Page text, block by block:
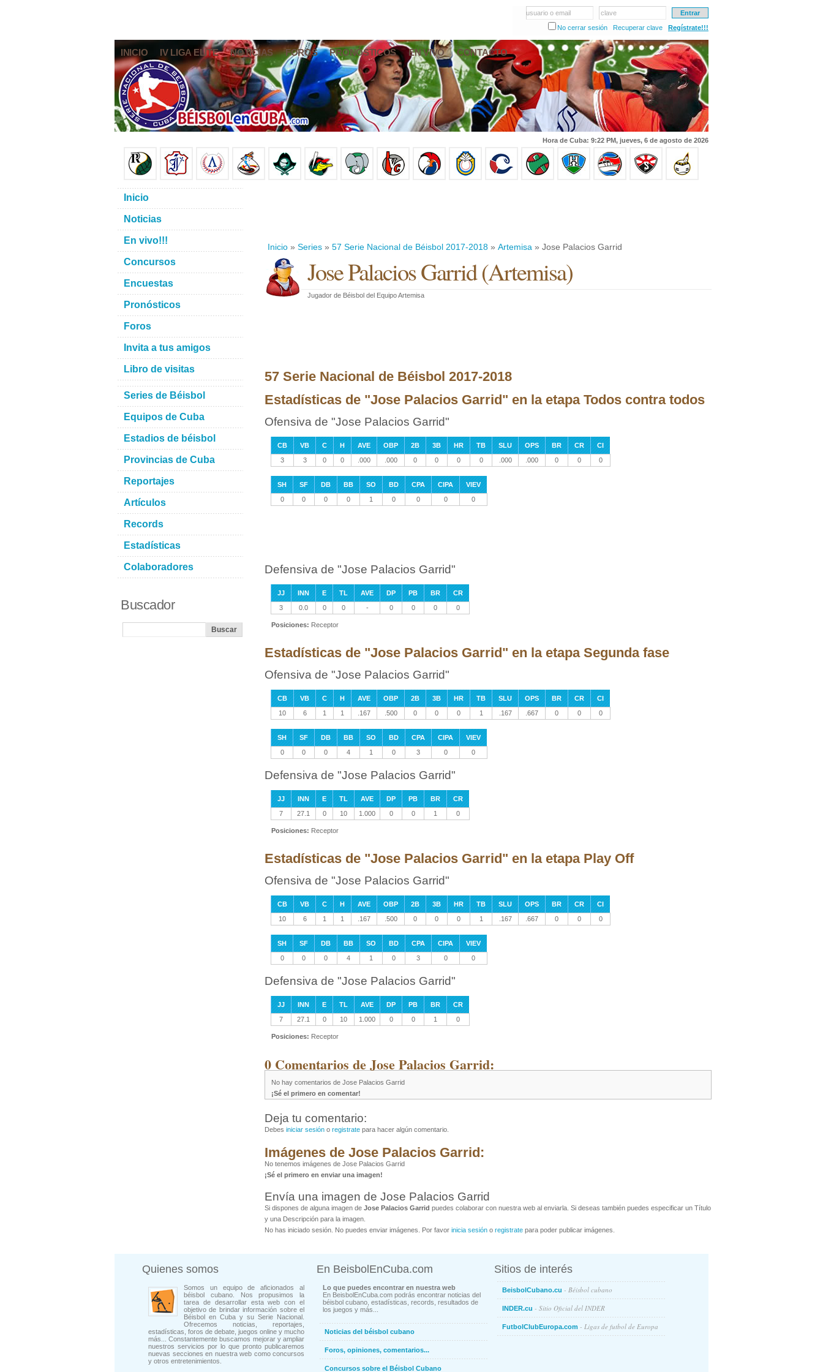
usuario o email
clave
No cerrar sesión
Recuperar clave Regístrate!!!
INICIO IV LIGA ELITE NOTICIAS FOROS PRONÓSTICOS EN VIVO CONTACTO
Hora de Cuba: 9:22 PM, jueves, 6 de agosto de 2026
Inicio » Series » 57 Serie Nacional de Béisbol 2017-2018 » Artemisa » Jose Palacios Garrid
Jose Palacios Garrid(Artemisa)
Jugador de Béisbol del Equipo Artemisa
57 Serie Nacional de Béisbol 2017-2018
Estadísticas de "Jose Palacios Garrid" en la etapa Todos contra todos
Ofensiva de "Jose Palacios Garrid"
CB VB C H AVE OBP 2B 3B HR TB SLU OPS BR CR
CI
3
3 0 0 .000 .000 0 0 0 0 .000 .000 0 0 0
SH SF DB BB SO BD CPA CIPA
VIEV
0
0 0 0 1 0 0 0 0
Defensiva de "Jose Palacios Garrid"
JJ INN E TL AVE DP PB BR
CR
3
0.0 0 0 - 0 0 0 0
Posiciones: Receptor
Estadísticas de "Jose Palacios Garrid" en la etapa Segunda fase
Ofensiva de "Jose Palacios Garrid"
CB VB C H AVE OBP 2B 3B HR TB SLU OPS BR CR
CI
10
6 1 1 .167 .500 0 0 0 1 .167 .667 0 0 0
SH SF DB BB SO BD CPA CIPA
VIEV
0
0 0 4 1 0 3 0 0
Defensiva de "Jose Palacios Garrid"
JJ INN E TL AVE DP PB BR
CR
7
27.1 0 10 1.000 0 0 1 0
Posiciones: Receptor
Estadísticas de "Jose Palacios Garrid" en la etapa Play Off
Ofensiva de "Jose Palacios Garrid"
CB VB C H AVE OBP 2B 3B HR TB SLU OPS BR CR
CI
10
6 1 1 .167 .500 0 0 0 1 .167 .667 0 0 0
SH SF DB BB SO BD CPA CIPA
VIEV
0
0 0 4 1 0 3 0 0
Defensiva de "Jose Palacios Garrid"
JJ INN E TL AVE DP PB BR
CR
7
27.1 0 10 1.000 0 0 1 0
Posiciones: Receptor
0 Comentarios de Jose Palacios Garrid:
No hay comentarios de Jose Palacios Garrid
¡Sé el primero en comentar!
Deja tu comentario:
Debes iniciar sesión o registrate para hacer algún comentario.
Imágenes de Jose Palacios Garrid:
No tenemos imágenes de Jose Palacios Garrid
¡Sé el primero en enviar una imagen!
Envía una imagen de Jose Palacios Garrid
Si dispones de alguna imagen de Jose Palacios Garrid puedes colaborar con nuestra web al enviarla. Si deseas también puedes especificar un Título
y una Descripción para la imagen.
No has iniciado sesión. No puedes enviar imágenes. Por favor inicia sesión o registrate para poder publicar imágenes.
Inicio
Noticias
En vivo!!!
Concursos
Encuestas
Pronósticos
Foros
Invita a tus amigos
Libro de visitas
Series de Béisbol
Equipos de Cuba
Estadios de béisbol
Provincias de Cuba
Reportajes
Artículos
Records
Estadísticas
Colaboradores
Buscador
Quienes somos
Somos un equipo de aficionados al
béisbol cubano. Nos propusimos la
tarea de desarrollar esta web con el
objetivo de brindar información sobre el
Béisbol en Cuba y su Serie Nacional.
Ofrecemos noticias, reportajes,
estadísticas, foros de debate, juegos online y mucho
más... Constantemente buscamos mejorar y ampliar
nuestros servicios por lo que pronto publicaremos
nuevas secciones en nuestra web como concursos
y otros entretenimientos.
En BeisbolEnCuba.com
Lo que puedes encontrar en nuestra web
En BeisbolEnCuba.com podrás encontrar noticias del
béisbol cubano, estadísticas, records, resultados de
los juegos y más...
Noticias del béisbol cubano
Foros, opiniones, comentarios...
Concursos sobre el Béisbol Cubano
Sitios de interés
BeisbolCubano.cu - Béisbol cubano
INDER.cu - Sitio Oficial del INDER
FutbolClubEuropa.com - Ligas de futbol de Europa